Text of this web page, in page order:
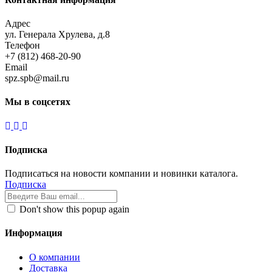
Адрес
ул. Генерала Хрулева, д.8
Телефон
+7 (812) 468-20-90
Email
spz.spb@mail.ru
Мы в соцсетях
Подписка
Подписаться на новости компании и новинки каталога.
Подписка
Don't show this popup again
Информация
О компании
Доставка